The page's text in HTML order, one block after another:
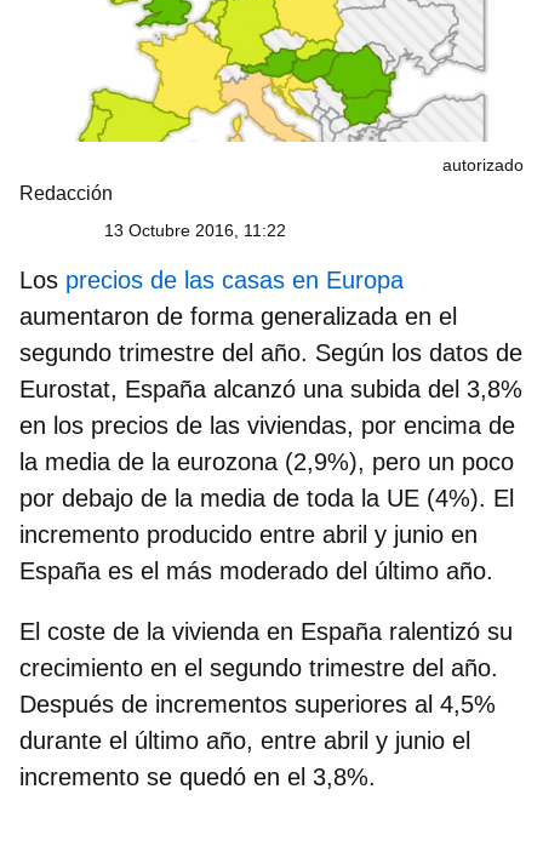
autorizado
Redacción
13 Octubre 2016, 11:22
Los precios de las casas en Europa
aumentaron de forma generalizada en el
segundo trimestre del año. Según los datos de
Eurostat, España alcanzó una subida del 3,8%
en los precios de las viviendas, por encima de
la media de la eurozona (2,9%), pero un poco
por debajo de la media de toda la UE (4%). El
incremento producido entre abril y junio en
España es el más moderado del último año.
El coste de la vivienda en España ralentizó su
crecimiento en el segundo trimestre del año.
Después de incrementos superiores al 4,5%
durante el último año, entre abril y junio el
incremento se quedó en el 3,8%.